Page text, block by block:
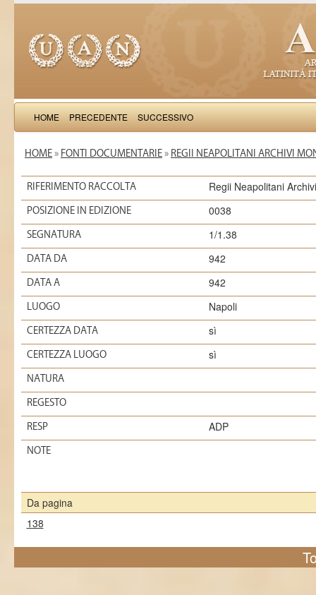
HOME PRECEDENTE SUCCESSIVO
HOME » FONTI DOCUMENTARIE » REGII NEAPOLITANI ARCHIVI
RIFERIMENTO RACCOLTA Regii Neapolitani
POSIZIONE IN EDIZIONE 0038
SEGNATURA 1/1.38
DATA DA 942
DATA A 942
LUOGO Napoli
CERTEZZA DATA sì
CERTEZZA LUOGO sì
NATURA
REGESTO
RESP ADP
NOTE
Da pagina
138